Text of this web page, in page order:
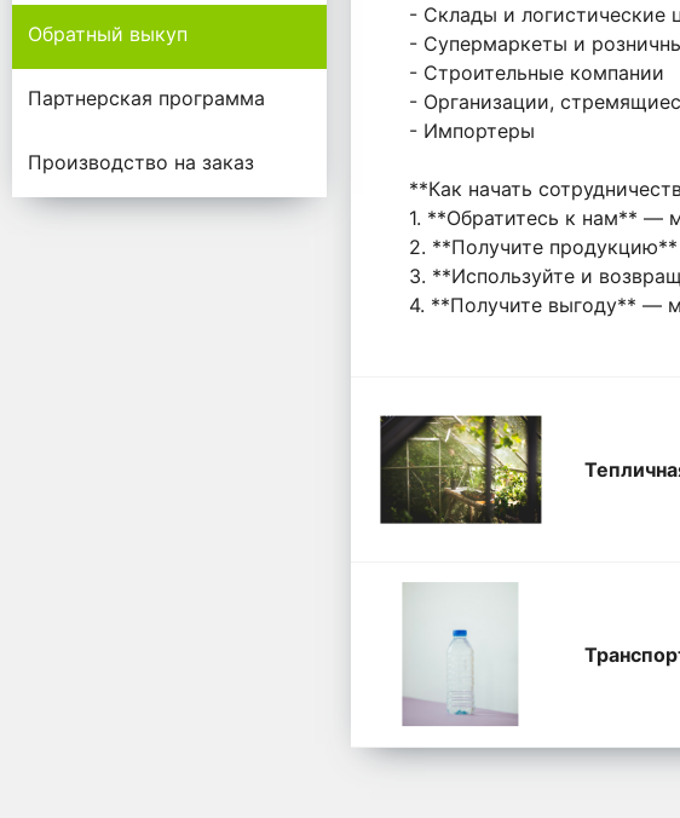
- Склады и логистические
- Супермаркеты и
- Строительные компании
- Организации,
- Импортеры
**Как начать
1. **Обратитесь к нам** —
2. **Получите
3. **Используйте и
4. **Получите выгоду** —
Обратный выкуп
Партнерская программа
Производство на заказ